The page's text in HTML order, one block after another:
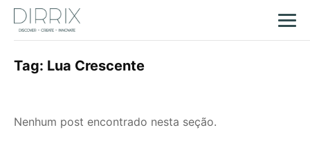
Tag: Lua Crescente
Nenhum post encontrado nesta seção.